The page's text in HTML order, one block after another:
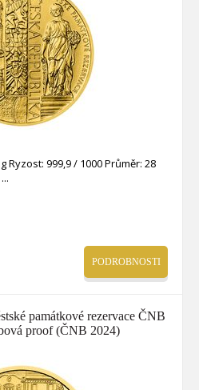
Ryzost: 999,9 / 1000 Průměr: 28
PODROBNOSTI
památkové rezervace ČNB
proof (ČNB 2024)